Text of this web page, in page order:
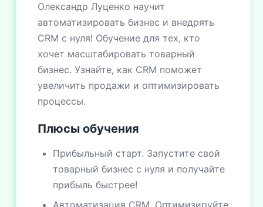
Олександр Луценко научит
автоматизировать бизнес и внедрять
CRM с нуля! Обучение для тех, кто
хочет масштабировать товарный
бизнес. Узнайте, как CRM поможет
увеличить продажи и оптимизировать
процессы.
Плюсы обучения
Прибыльный старт. Запустите свой
товарный бизнес с нуля и получайте
прибыль быстрее!